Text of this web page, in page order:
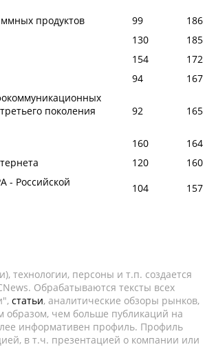
продуктов 99
186
130
185
154
172
94
167
поколения
92 165
160
164
120
160
- Российской
104 157
технологии, персоны и т.п. создается
Обрабатываются тексты всех
статьи, аналитические обзоры рынков,
образом, чем больше публикаций на
информативен профиль. Профиль
в т.ч. презентацией о компании или